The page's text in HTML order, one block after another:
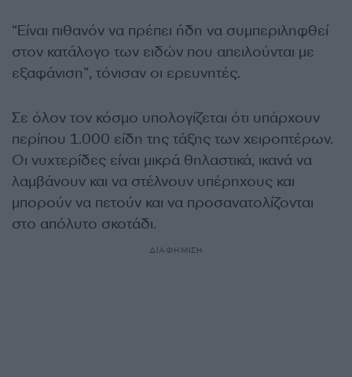
“Είναι πιθανόν να πρέπει ήδη να συμπεριληφθεί
στον κατάλογο των ειδών που απειλούνται με
εξαφάνιση”, τόνισαν οι ερευνητές.
Σε όλον τον κόσμο υπολογίζεται ότι υπάρχουν
περίπου 1.000 είδη της τάξης των χειροπτέρων.
Οι νυχτερίδες είναι μικρά θηλαστικά, ικανά να
λαμβάνουν και να στέλνουν υπέρηχους και
μπορούν να πετούν και να προσανατολίζονται
στο απόλυτο σκοτάδι.
ΔΙΑΦΗΜΙΣΗ